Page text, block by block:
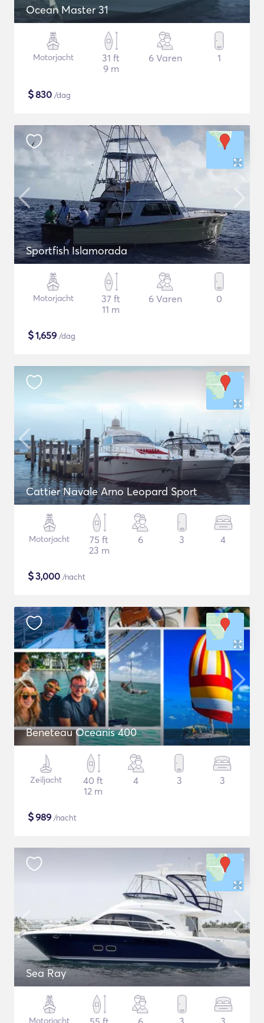
Ocean Master 31
Motorjacht
31 ft
9 m
6 Varen 1
$830 /dag
Sportfish Islamorada
Motorjacht
37 ft
11 m
6 Varen 0
$1,659 /dag
Cattier Navale Arno Leopard Sport
Motorjacht
75 ft
23 m
6 3 4
$3,000 /nacht
Beneteau Oceanis 400
Zeiljacht
40 ft
12 m
4 3 3
$989 /nacht
Sea Ray
Motorjacht